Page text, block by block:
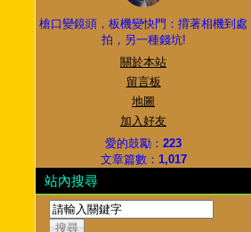
槍口變鏡頭，板機變快門：揹著相機到處
拍，另一種錢坑!
關於本站
留言板
地圖
加入好友
愛的鼓勵：223
文章篇數： 1,017
站內搜尋